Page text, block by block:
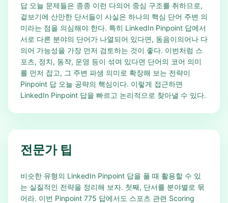
답 오늘 문제들은 종종 이런 다의어 중심 구조를 취하므로,
겉보기에 산만한 단서들이 사실은 하나의 핵심 단어 주변 의
미라는 점을 의심해야 한다. 특히 LinkedIn Pinpoint 답에서
서로 다른 분야의 단어가 나열되어 있다면, 동음이의어나 다
의어 가능성을 가장 먼저 검토하는 것이 좋다. 이번처럼 스
포츠, 정치, 동작, 운영 등이 섞여 있다면 단어의 코어 의미
를 먼저 잡고, 그 주변 파생 의미로 확장해 보는 전략이
Pinpoint 답 오늘 공략의 핵심이다. 이렇게 접근하면
LinkedIn Pinpoint 답을 빠르고 논리적으로 찾아낼 수 있다.
전문가 팁
비슷한 유형의 LinkedIn Pinpoint 답을 풀 때 활용할 수 있
는 실질적인 전략을 정리해 보자. 첫째, 단서를 분야별로 묶
어라. 이번 Pinpoint 775 답에서도 스포츠 관련 Scoring